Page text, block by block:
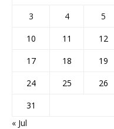
3
4 5
10
11 12
17
18 19
24
25 26
31
« Jul